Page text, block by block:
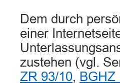
Dem durch
einer
zustehen (vgl.
ZR 93/10, BGHZ